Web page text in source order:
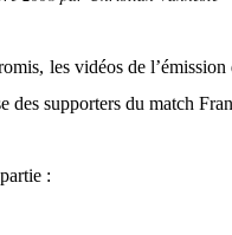
les vidéos de
des supporters du match
: